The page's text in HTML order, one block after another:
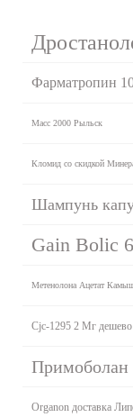
Фарматропин
Масс 2000 Рыльск
Кломид со скидкой
Шампунь
Gain Bolic
Метенолона Ацетат
Cjc-1295 2 Мг
Примоболан
Organon доставка